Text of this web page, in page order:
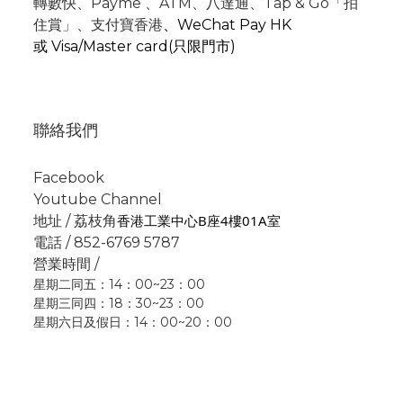
住賞」 、支付寶香港、 WeChat Pay HK
或 Visa/Master card(只限門市)
聯絡我們
Facebook
Youtube Channel
地址 / 荔枝角香港工業中心B座4樓01A室
電話 / 852-6769 5787
營業時間 /
星期二同五：14：00~23：00
星期三同四：18：30~23：00
星期六日及假日：14：00~20：00